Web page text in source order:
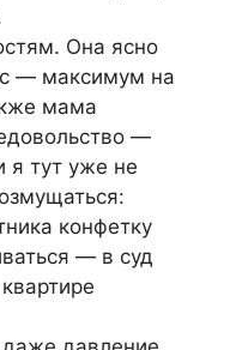
Она ясно
— максимум на
мама
—
я тут уже не
конфетку
— в суд